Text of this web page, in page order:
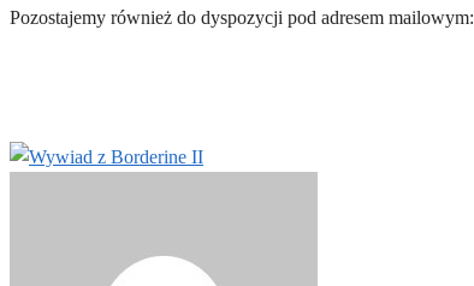
Pozostajemy również do dyspozycji pod adresem mailowym: